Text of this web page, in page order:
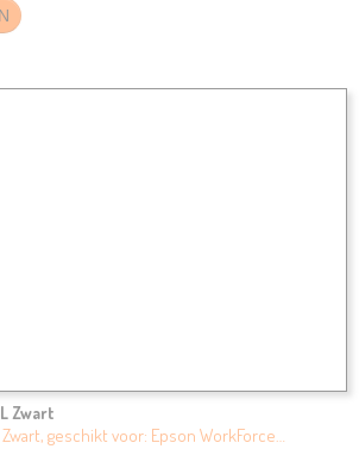
Zwart
geschikt voor: Epson WorkForce…